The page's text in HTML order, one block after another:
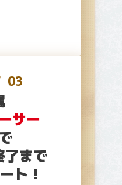
03
サー
了まで
ト !